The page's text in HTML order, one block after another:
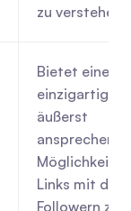
zu verstehen.
Bietet eine
einzigartige
äußerst
ansprechende
Möglichkeit,
Links mit
Followern zu